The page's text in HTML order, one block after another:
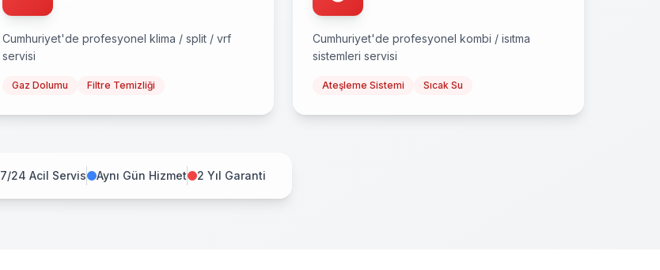
Cumhuriyet'de profesyonel klima / split / vrf
servisi
Gaz Dolumu Filtre Temizliği
Cumhuriyet'de profesyonel kombi / isıtma
sistemleri servisi
Ateşleme Sistemi Sıcak Su
7/24 Acil Servis Aynı Gün Hizmet 2 Yıl Garanti